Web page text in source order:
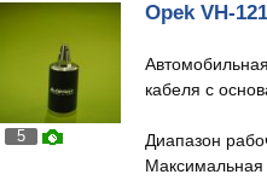
5
Opek VH-
кабеля с
Диапазон